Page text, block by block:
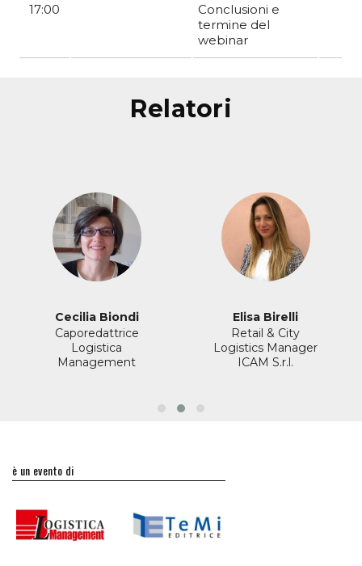
17:00
Conclusioni e
termine del
webinar
relatori
Cecilia Biondi
Caporedattrice
Logistica
Management
Elisa Birelli
Retail & City
Logistics Manager
ICAM S.r.l.
è un evento di